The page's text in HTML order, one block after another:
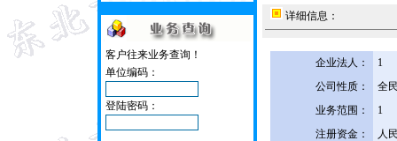
客户往来业务查询！
单位编码：
登陆密码：
详细信息：
企业法人：
1
公司性质：
全
业务范围：
1
注册资金：
人